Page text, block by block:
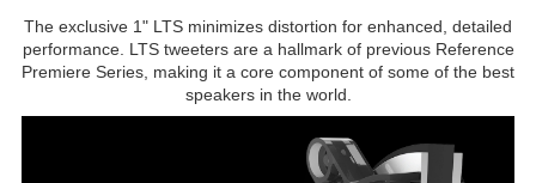
The exclusive 1" LTS minimizes distortion for enhanced, detailed
performance. LTS tweeters are a hallmark of previous Reference
Premiere Series, making it a core component of some of the best
speakers in the world.